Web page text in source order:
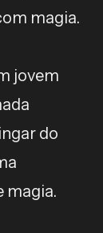
magia.
jovem
do
magia.